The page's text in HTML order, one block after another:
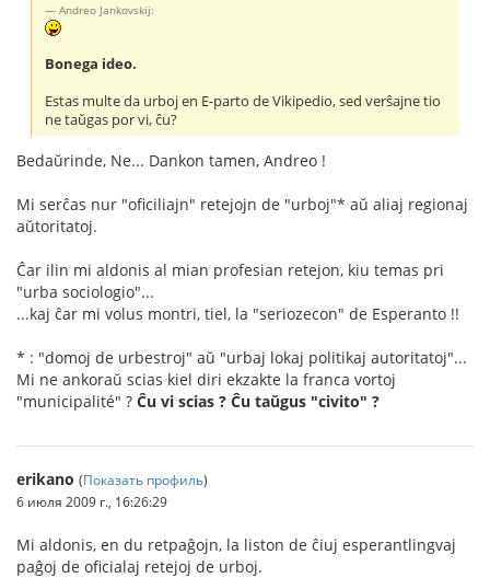
Andreo Jankovskij:
Bonega ideo.
Estas multe da urboj en E-parto de Vikipedio, sed verŝajne tio
ne taŭgas por vi, ĉu?
Bedaŭrinde, Ne... Dankon tamen, Andreo !
Mi serĉas nur "oficiliajn" retejojn de "urboj"* aŭ aliaj regionaj
aŭtoritatoj.
Ĉar ilin mi aldonis al mian profesian retejon, kiu temas pri
"urba sociologio"...
...kaj ĉar mi volus montri, tiel, la "seriozecon" de Esperanto !!
* : "domoj de urbestroj" aŭ "urbaj lokaj politikaj autoritatoj"...
Mi ne ankoraŭ scias kiel diri ekzakte la franca vortoj
"municipalité" ? Ĉu vi scias ? Ĉu taŭgus "civito" ?
erikano (Показать профиль)
6 июля 2009 г., 16:26:29
Mi aldonis, en du retpaĝojn, la liston de ĉiuj esperantlingvaj
paĝoj de oficialaj retejoj de urboj.